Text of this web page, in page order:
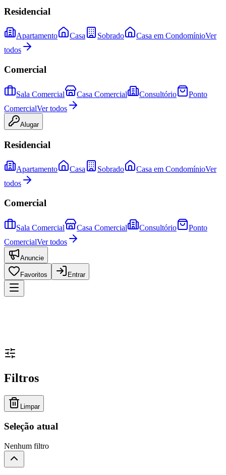
Residencial
Apartamento Casa Sobrado Casa em CondomínioVer
todos
Comercial
Sala Comercial Casa Comercial Consultório
Ponto
ComercialVer todos
Alugar
Residencial
Apartamento Casa Sobrado Casa em CondomínioVer
todos
Comercial
Sala Comercial Casa Comercial Consultório
Ponto
ComercialVer todos
Anuncie
Favoritos Entrar
Filtros
Limpar
Seleção atual
Nenhum filtro